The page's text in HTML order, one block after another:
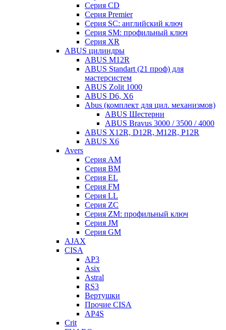
Серия CD
Серия Premier
Серия SC: английский ключ
Серия SM: профильный ключ
Серия XR
ABUS цилиндры
ABUS M12R
ABUS Standart (21 проф) для
мастерсистем
ABUS Zolit 1000
ABUS D6, X6
Abus (комплект для цил. механизмов)
ABUS Шестерни
ABUS Bravus 3000 / 3500 / 4000
ABUS X12R, D12R, M12R, P12R
ABUS X6
Avers
Серия AM
Серия BM
Серия EL
Серия FM
Серия LL
Серия ZC
Серия ZM: профильный ключ
Серия JM
Серия GM
AJAX
CISA
AP3
Asix
Astral
RS3
Вертушки
Прочие CISA
AP4S
Crit